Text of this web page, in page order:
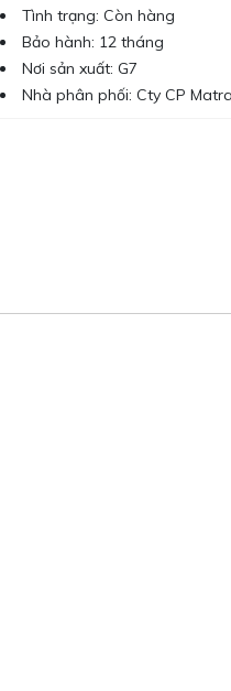
Tình trạng: Còn hàng
Bảo hành: 12 tháng
Nơi sản xuất: G7
Nhà phân phối: Cty CP